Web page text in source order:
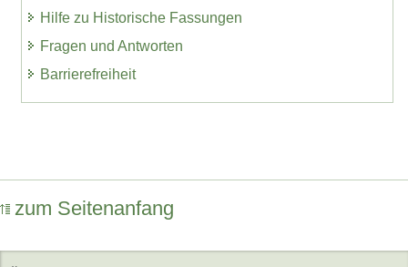
Hilfe zu Historische Fassungen
Fragen und Antworten
Barrierefreiheit
zum Seitenanfang